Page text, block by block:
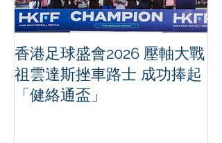
香港足球盛會2026 壓軸大戰
祖雲達斯挫車路士 成功捧起
「健絡通盃」